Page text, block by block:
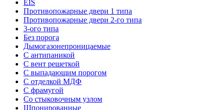
EIS
Противопожарные двери 1 типа
Противопожарные двери 2-го типа
3-ого типа
Без порога
Дымогазонепроницаемые
С антипаникой
С вент решеткой
С выпадающим порогом
С отделкой МДФ
С фрамугой
Со стыковочным узлом
Шпонированные